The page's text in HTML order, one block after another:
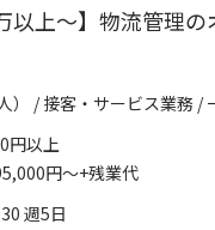
以上～】物流管理
） / 接客・サービス業務 /
円以上
円～+残業代
週5日